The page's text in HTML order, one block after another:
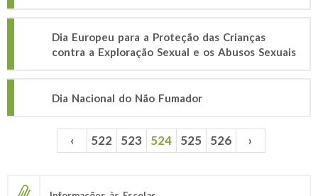
Dia Europeu para a Proteção das Crianças
contra a Exploração Sexual e os Abusos Sexuais
Dia Nacional do Não Fumador
Páginas ‹ 522 523 524 525 526 ›